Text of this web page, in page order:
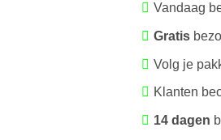
Vandaag
Gratis
Volg je
Klanten
14 dagen